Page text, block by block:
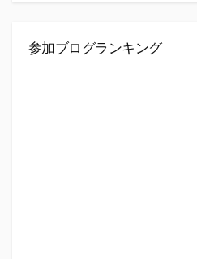
参加ブログランキング